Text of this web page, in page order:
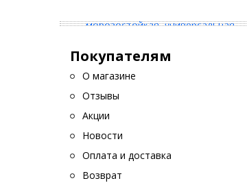
Покупателям
О магазине
Отзывы
Акции
Новости
Оплата и доставка
Возврат